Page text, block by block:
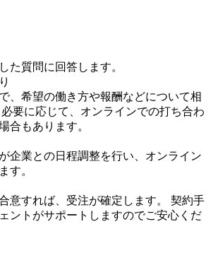
た質問に回答します。
、希望の働き方や報酬などについて相
要に応じて、オンラインでの打ち合わ
合もあります。
企業との日程調整を行い、オンライン
す。
意すれば、受注が確定します。 契約手
ントがサポートしますのでご安心くだ